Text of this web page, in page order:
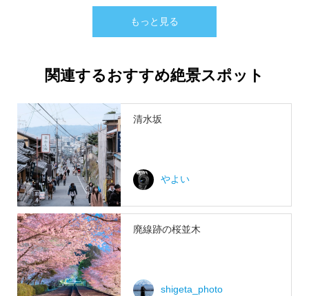
もっと見る
関連するおすすめ絶景スポット
清水坂
やよい
廃線跡の桜並木
shigeta_photo